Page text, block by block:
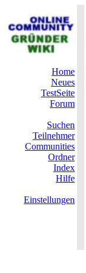
Home
Neues
TestSeite
Forum
Suchen
Teilnehmer
Communities
Ordner
Index
Hilfe
Einstellungen